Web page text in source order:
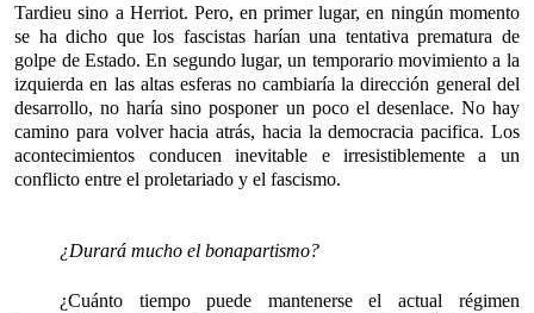
Tardieu sino a Herriot. Pero, en primer lugar, en ningún momento
se ha dicho que los fascistas harían una tentativa prematura de
golpe de Estado. En segundo lugar, un temporario movimiento a la
izquierda en las altas esferas no cambiaría la dirección general del
desarrollo, no haría sino posponer un poco el desenlace. No hay
camino para volver hacia atrás, hacia la democracia pacifica. Los
acontecimientos conducen inevitable e irresistiblemente a un
conflicto entre el proletariado y el fascismo.
¿Durará mucho el bonapartismo?
¿Cuánto tiempo puede mantenerse el actual régimen